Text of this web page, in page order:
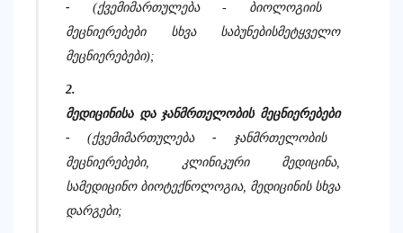
-
(ქვემიმართულება-
ბიოლოგიის
მეცნიერებები
სხვა
საბუნებისმეტყველო
მეცნიერებები);
2.
მედიცინისა და ჯანმრთელობის მეცნიერებები
-
(ქვემიმართულება- ჯანმრთელობის
მეცნიერებები, კლინიკური მედიცინა,
სამედიცინო ბიოტექნოლოგია, მედიცინის სხვა
დარგები;